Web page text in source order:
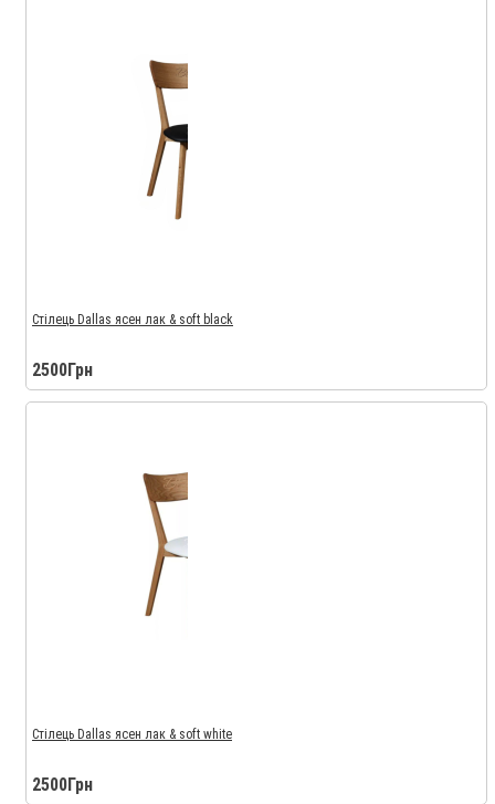
Стілець Dallas ясен лак & soft black
2500Грн
Стілець Dallas ясен лак & soft white
2500Грн